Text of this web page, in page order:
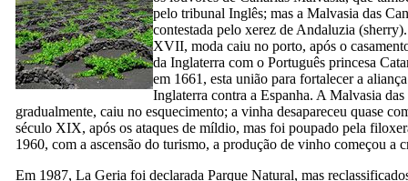
pelo tribunal Inglês; mas a Malvasia das
contestada pelo xerez de Andaluzia (sherry
XVII, moda caiu no porto, após o
da Inglaterra com o Português princesa
em 1661, esta união para fortalecer a
Inglaterra contra a Espanha. A Malvasia das
gradualmente, caiu no esquecimento; a vinha desapareceu quase
século XIX, após os ataques de míldio, mas foi poupado pela
1960, com a ascensão do turismo, a produção de vinho começou a
Em 1987, La Geria foi declarada Parque Natural, mas